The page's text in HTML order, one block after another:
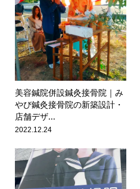
美容鍼院併設鍼灸接骨院｜み
やび鍼灸接骨院の新築設計・
店舗デザ...
2022.12.24